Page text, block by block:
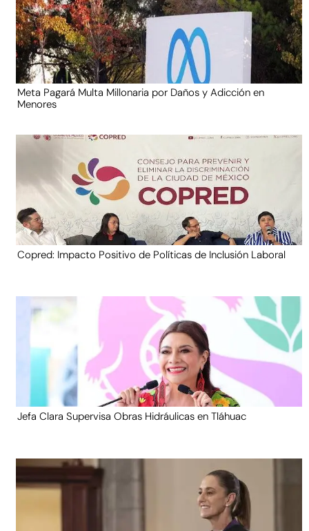
Meta Pagará Multa Millonaria por Daños y Adicción en
Menores
Copred: Impacto Positivo de Políticas de Inclusión Laboral
Jefa Clara Supervisa Obras Hidráulicas en Tláhuac